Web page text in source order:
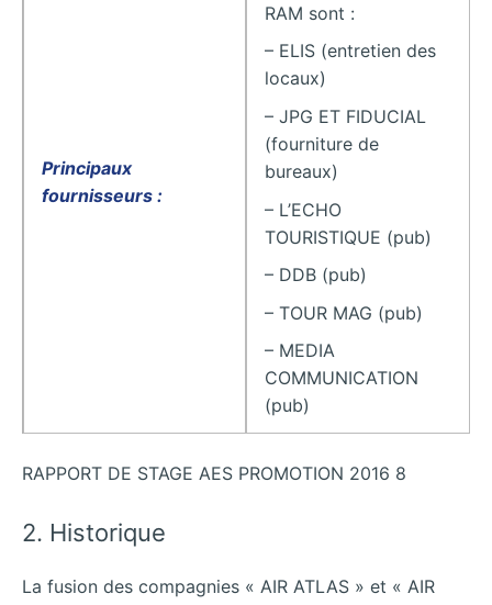
Principaux
fournisseurs :
RAM sont :
– ELIS (entretien des
locaux)
– JPG ET FIDUCIAL
(fourniture de
bureaux)
– L’ECHO
TOURISTIQUE (pub)
– DDB (pub)
– TOUR MAG (pub)
– MEDIA
COMMUNICATION
(pub)
RAPPORT DE STAGE AES PROMOTION 2016 8
2. Historique
La fusion des compagnies « AIR ATLAS » et « AIR